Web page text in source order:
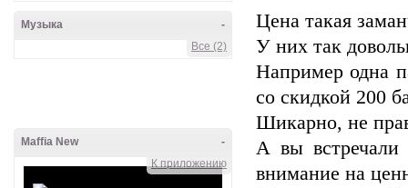
-
Музыка
Все (2)
-
Maffia New
К приложению
Цена такая
У них так
Например одна
со скидкой 200
Шикарно, не
А вы встречали
внимание на